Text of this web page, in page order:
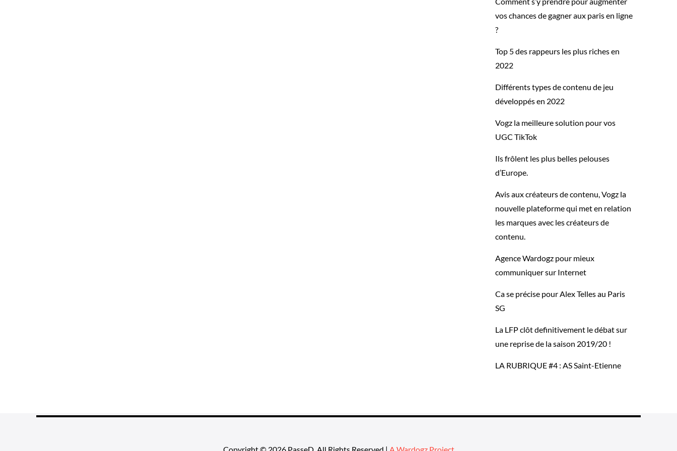
vos chances de gagner aux paris en ligne
?
Top 5 des rappeurs les plus riches en
2022
Différents types de contenu de jeu
développés en 2022
Vogz la meilleure solution pour vos
UGC TikTok
Ils frôlent les plus belles pelouses
d’Europe.
Avis aux créateurs de contenu, Vogz la
nouvelle plateforme qui met en relation
les marques avec les créateurs de
contenu.
Agence Wardogz pour mieux
communiquer sur Internet
Ca se précise pour Alex Telles au Paris
SG
La LFP clôt definitivement le débat sur
une reprise de la saison 2019/20 !
LA RUBRIQUE #4 : AS Saint-Etienne